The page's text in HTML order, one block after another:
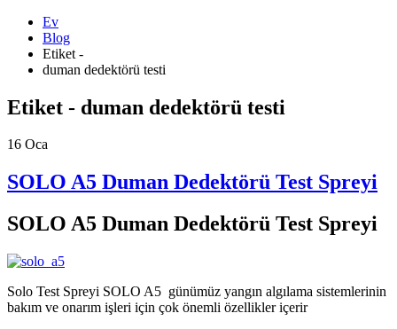
Ev
Blog
Etiket -
duman dedektörü testi
Etiket - duman dedektörü testi
16 Oca
SOLO A5 Duman Dedektörü Test Spreyi
SOLO A5 Duman Dedektörü Test Spreyi
Solo Test Spreyi SOLO A5 günümüz yangın algılama sistemlerinin
bakım ve onarım işleri için çok önemli özellikler içerir